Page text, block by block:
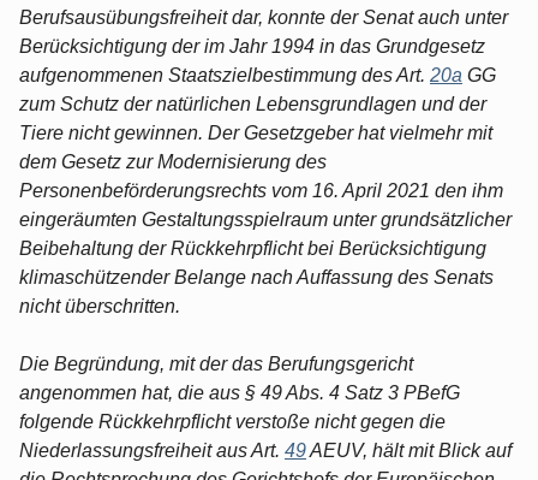
Berufsausübungsfreiheit dar, konnte der Senat auch unter
Berücksichtigung der im Jahr 1994 in das Grundgesetz
aufgenommenen Staatszielbestimmung des Art. 20a GG
zum Schutz der natürlichen Lebensgrundlagen und der
Tiere nicht gewinnen. Der Gesetzgeber hat vielmehr mit
dem Gesetz zur Modernisierung des
Personenbeförderungsrechts vom 16. April 2021 den ihm
eingeräumten Gestaltungsspielraum unter grundsätzlicher
Beibehaltung der Rückkehrpflicht bei Berücksichtigung
klimaschützender Belange nach Auffassung des Senats
nicht überschritten.
Die Begründung, mit der das Berufungsgericht
angenommen hat, die aus § 49 Abs. 4 Satz 3 PBefG
folgende Rückkehrpflicht verstoße nicht gegen die
Niederlassungsfreiheit aus Art. 49AEUV, hält mit Blick auf